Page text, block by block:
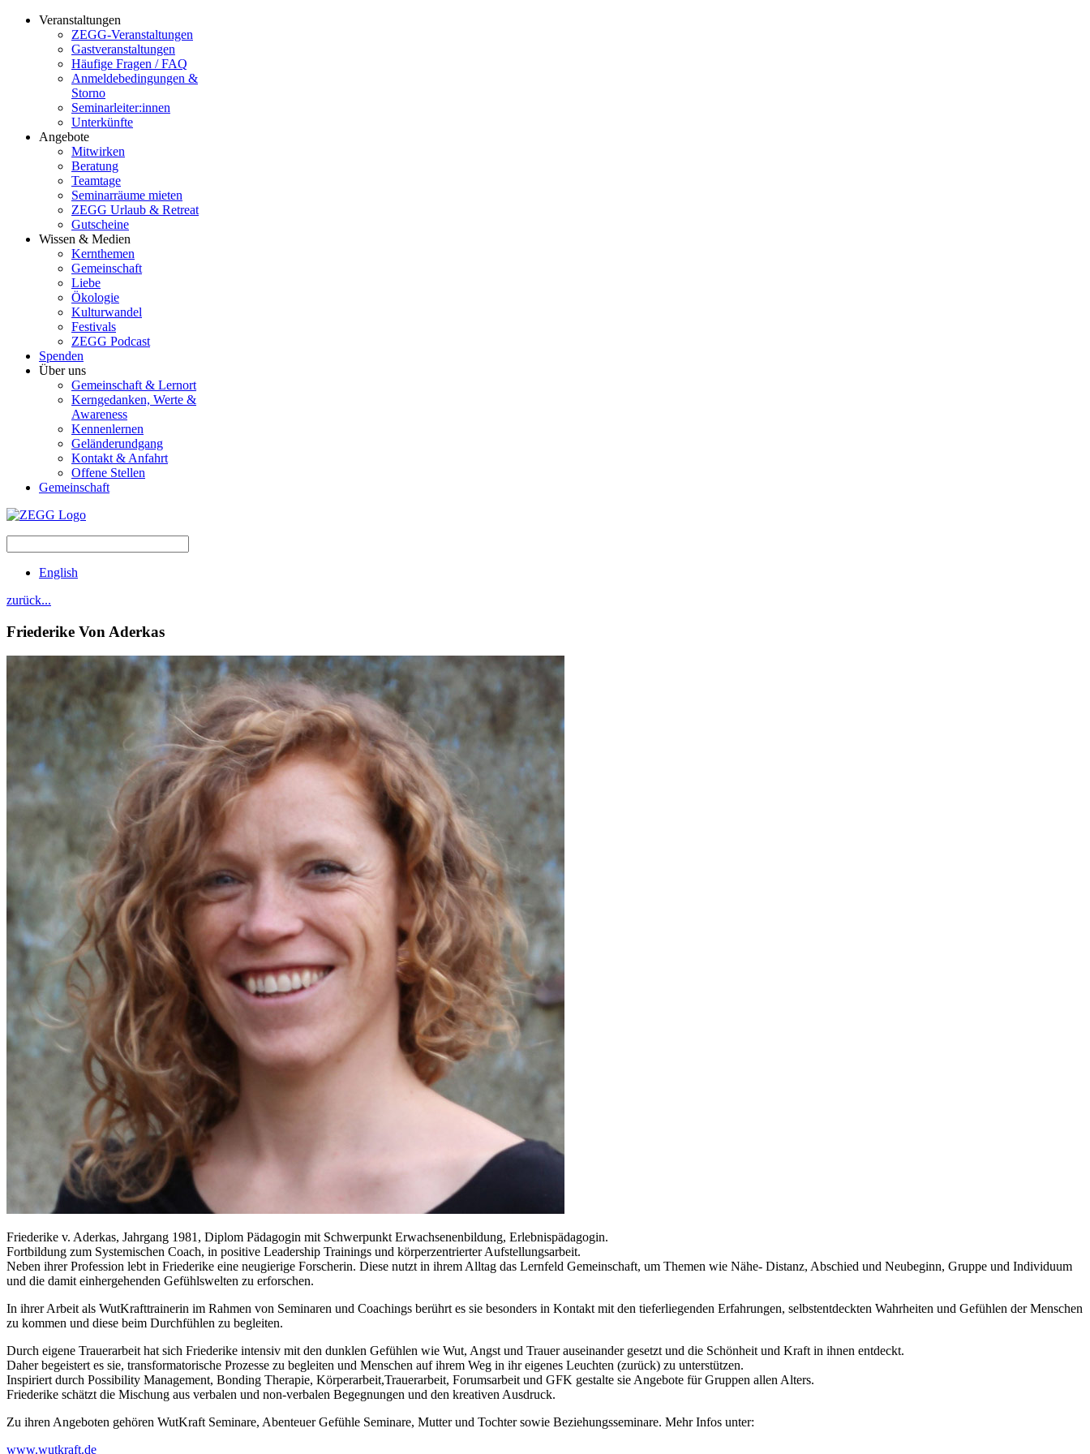
Veranstaltungen
ZEGG-Veranstaltungen
Gastveranstaltungen
Häufige Fragen / FAQ
Anmeldebedingungen &
Storno
Seminarleiter:innen
Unterkünfte
Angebote
Mitwirken
Beratung
Teamtage
Seminarräume mieten
ZEGG Urlaub & Retreat
Gutscheine
Wissen & Medien
Kernthemen
Gemeinschaft
Liebe
Ökologie
Kulturwandel
Festivals
ZEGG Podcast
Spenden
Über uns
Gemeinschaft & Lernort
Kerngedanken, Werte &
Awareness
Kennenlernen
Geländerundgang
Kontakt & Anfahrt
Offene Stellen
Gemeinschaft
English
zurück...
Friederike Von Aderkas
Friederike v. Aderkas, Jahrgang 1981, Diplom Pädagogin mit Schwerpunkt Erwachsenenbildung, Erlebnispädagogin.
Fortbildung zum Systemischen Coach, in positive Leadership Trainings und körperzentrierter Aufstellungsarbeit.
Neben ihrer Profession lebt in Friederike eine neugierige Forscherin. Diese nutzt in ihrem Alltag das Lernfeld Gemeinschaft, um Themen wie Nähe- Distanz, Abschied und Neubeginn, Gruppe und Individuum
und die damit einhergehenden Gefühlswelten zu erforschen.
In ihrer Arbeit als WutKrafttrainerin im Rahmen von Seminaren und Coachings berührt es sie besonders in Kontakt mit den tieferliegenden Erfahrungen, selbstentdeckten Wahrheiten und Gefühlen der Menschen
zu kommen und diese beim Durchfühlen zu begleiten.
Durch eigene Trauerarbeit hat sich Friederike intensiv mit den dunklen Gefühlen wie Wut, Angst und Trauer auseinander gesetzt und die Schönheit und Kraft in ihnen entdeckt.
Daher begeistert es sie, transformatorische Prozesse zu begleiten und Menschen auf ihrem Weg in ihr eigenes Leuchten (zurück) zu unterstützen.
Inspiriert durch Possibility Management, Bonding Therapie, Körperarbeit,Trauerarbeit, Forumsarbeit und GFK gestalte sie Angebote für Gruppen allen Alters.
Friederike schätzt die Mischung aus verbalen und non-verbalen Begegnungen und den kreativen Ausdruck.
Zu ihren Angeboten gehören WutKraft Seminare, Abenteuer Gefühle Seminare, Mutter und Tochter sowie Beziehungsseminare. Mehr Infos unter:
www.wutkraft.de